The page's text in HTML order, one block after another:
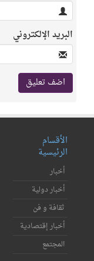
البريد الإلكتروني
الأقسام
الرئيسية
أخبار
أخبار دولية
ثقافة و فن
أخبار إقتصادية
المجتمع